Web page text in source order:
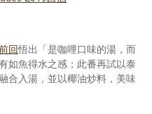
回悟出「是咖哩口味的湯，而
如魚得水之感；此番再試以泰
合入湯，並以椰油炒料，美味